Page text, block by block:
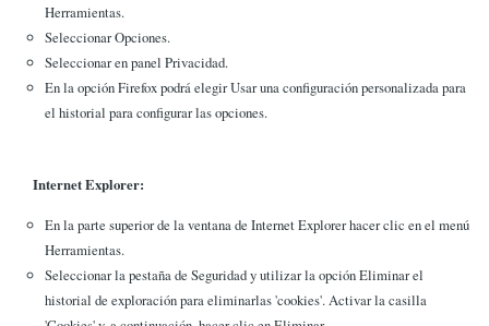
Herramientas.
Seleccionar Opciones.
Seleccionar en panel Privacidad.
En la opción Firefox podrá elegir Usar una configuración personalizada para
el historial para configurar las opciones.
Internet Explorer:
En la parte superior de la ventana de Internet Explorer hacer clic en el menú
Herramientas.
Seleccionar la pestaña de Seguridad y utilizar la opción Eliminar el
historial de exploración para eliminarlas 'cookies'. Activar la casilla